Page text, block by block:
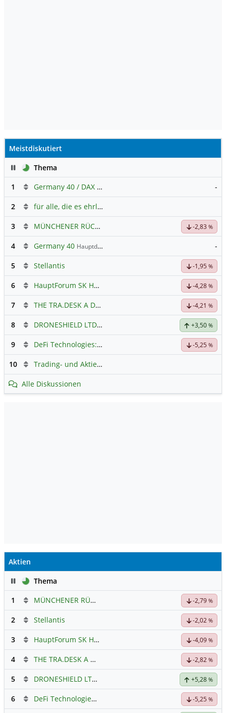
Meistdiskutiert
PauseThema
1
Germany 40 / DAX Prognose -
2 für alle, die es ehrlich meinen beim Traden.
3 MÜNCHENER RÜCK -2,83 %
4 Germany 40 Hauptdiskussion -
5 Stellantis -1,95 %
6 HauptForum SK HYNIC -4,28 %
7 THE TRA.DESK A DL-,000001 -4,21 %
8 DRONESHIELD LTDHauptdiskussion +3,50 %
9 DeFi Technologies: Eine Perle? -5,25 %
10 Trading- und Aktien-Chat
Alle Diskussionen
Aktien
PauseThema
1
MÜNCHENER RÜCK -2,79 %
2 Stellantis -2,02 %
3 HauptForum SK HYNIC -4,09 %
4 THE TRA.DESK A DL-,000001 -2,82 %
5 DRONESHIELD LTD +5,28 %
6 DeFi Technologies: Eine Perle? -5,25 %